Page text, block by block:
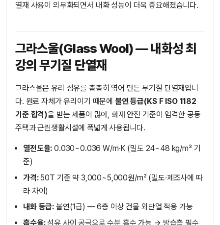
열재 사용이 의무화되면서 내화 성능이 더욱 중요해졌습니다.
그라스울(Glass Wool) — 내화성 최
강의 무기질 단열재
그라스울은 유리 섬유를 촘촘히 엮어 만든 무기질 단열재입니
다. 원료 자체가 유리이기 때문에 불연 등급(KS F ISO 1182
기준 합격)을 받는 제품이 많아, 화재 안전 기준이 엄격한 공동
주택과 근린생활시설에 폭넓게 사용됩니다.
열전도율: 0.030~0.036 W/m·K (밀도 24~48 kg/m³ 기
준)
가격:50T 기준 약 3,000~5,000원/m² (밀도·제조사에 따
라 차이)
내화 등급: 불연(1급) — 6층 이상 건물 외단열 적용 가능
흡수율:섬유 사이 공극으로 수분 흡수 가능 → 방습층 필수